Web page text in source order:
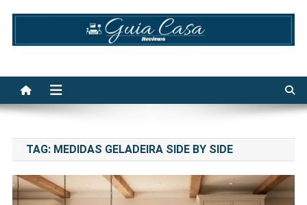
content
TAG: MEDIDAS GELADEIRA SIDE BY SIDE